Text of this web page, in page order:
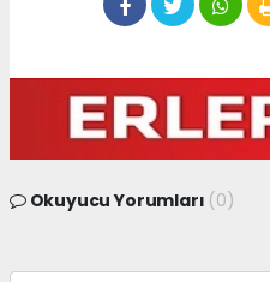
Okuyucu Yorumları (0)